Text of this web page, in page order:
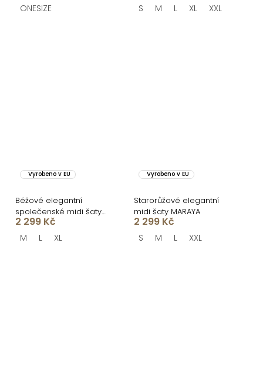
ONESIZE S M L XL XXL
Vyrobeno v EU
Béžové elegantní
společenské midi šaty
MARAYA
2 299 Kč
M L XL
Vyrobeno v EU
Starorůžové elegantní
midi šaty MARAYA
2 299 Kč
S M L XXL